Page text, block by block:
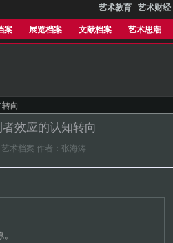
艺术教育 艺术财经
案 展览档案 文献档案 艺术思潮
向
效应的认知转向
艺术档案 作者：张海涛